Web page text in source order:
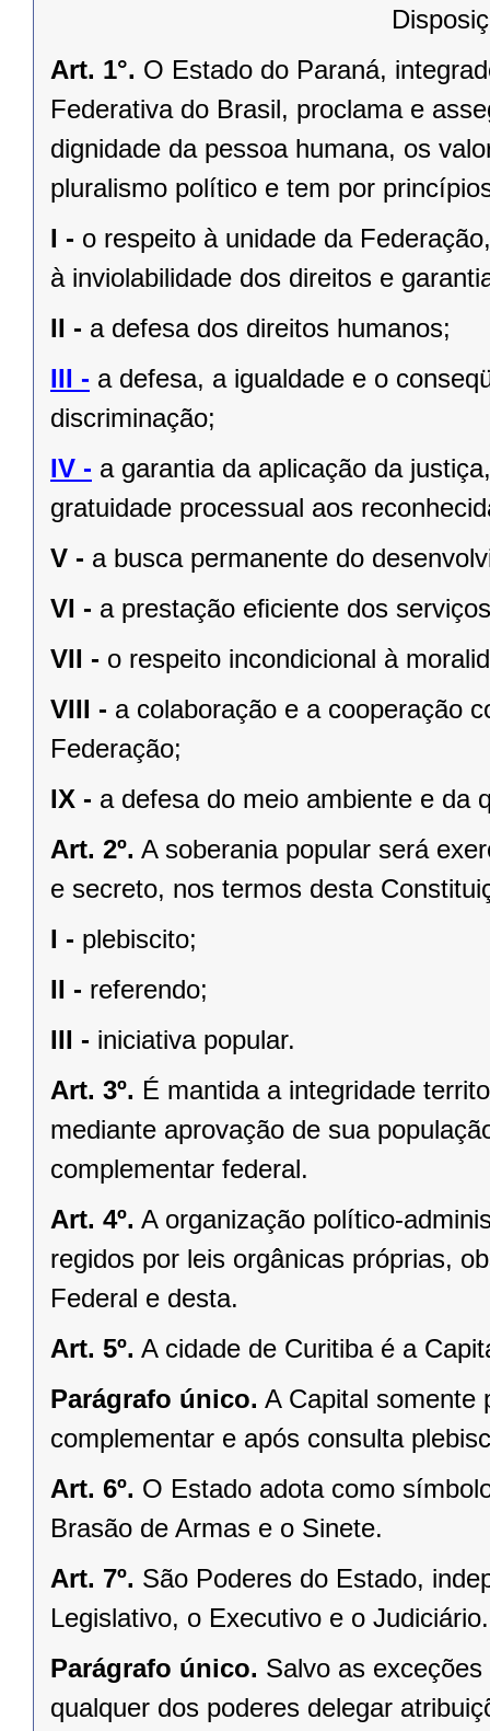
Art. 1°. O Estado do Paraná,
Federativa do Brasil, proclama e
dignidade da pessoa humana, os
pluralismo político e tem por
I - o respeito à unidade da
à inviolabilidade dos direitos e
II - a defesa dos direitos humanos;
III - a defesa, a igualdade e o
discriminação;
IV - a garantia da aplicação da
gratuidade processual aos
V - a busca permanente do
VI - a prestação eﬁciente dos
VII - o respeito incondicional à
VIII - a colaboração e a cooperação
Federação;
IX - a defesa do meio ambiente e da
Art. 2º. A soberania popular será
e secreto, nos termos desta
I - plebiscito;
II - referendo;
III - iniciativa popular.
Art. 3º. É mantida a integridade
mediante aprovação de sua
complementar federal.
Art. 4º. A organização político-
regidos por leis orgânicas próprias,
Federal e desta.
Art. 5º. A cidade de Curitiba é a
Parágrafo único. A Capital somente
complementar e após consulta
Art. 6º. O Estado adota como
Brasão de Armas e o Sinete.
Art. 7º. São Poderes do Estado,
Legislativo, o Executivo e o Judiciário.
Parágrafo único. Salvo as
qualquer dos poderes delegar